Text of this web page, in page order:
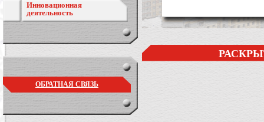
Инновационная
деятельность
ОБРАТНАЯ СВЯЗЬ